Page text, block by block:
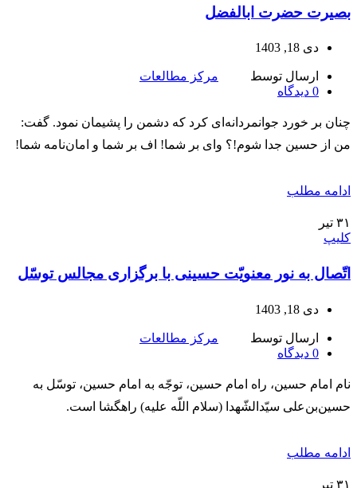
بصیرت حضرت ابالفضل
دی 18, 1403
ارسال توسط
مرکز مطالعات
0 دیدگاه
چنان بر خورد جوانمردانه‌ای کرد که دشمن را پشیمان نمود. گفت:
من از حسین جدا شوم!؟ وای بر شما! اف بر شما و امان‌نامه شما!
ادامه مطلب
۳۱ تیر
کلیپ
اتّصال به نور معنویّت حسینی با برگزاری مجالس توسّل
دی 18, 1403
ارسال توسط
مرکز مطالعات
0 دیدگاه
نام امام حسین، راه امام حسین، توجّه به امام حسین، توسّل به
حسین‌بن‌علی ‌سیّدالشّهدا (سلام اللّه علیه) راهگشا است.
ادامه مطلب
۳۱ تیر